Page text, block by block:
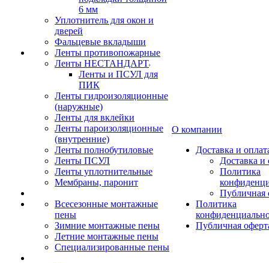
6 мм
Уплотнитель для окон и
дверей
Фальцевые вкладыши
Ленты противопожарные
Ленты НЕСТАНДАРТ
Ленты и ПСУЛ для
ПИК
Ленты гидроизоляционные
(наружные)
Ленты для вклейки
Ленты пароизоляционные
(внутренние)
Ленты полнобутиловые
Ленты ПСУЛ
Ленты уплотнительные
Мембраны, паронит
Всесезонные монтажные
пены
Зимние монтажные пены
Летние монтажные пены
Специализированные пены
О компании
Доставка и
Доставка и
Политика
Публичная
Политика
Публичная